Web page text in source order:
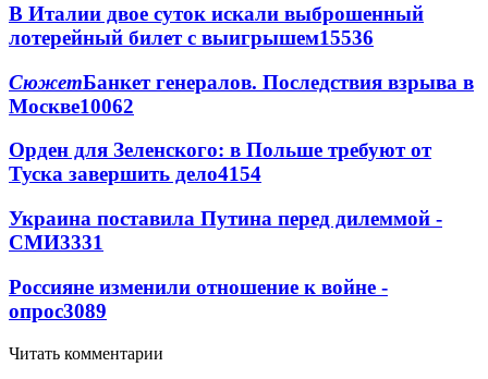
В Италии двое суток искали выброшенный
лотерейный билет с выигрышем15536
СюжетБанкет генералов. Последствия взрыва в
Москве10062
Орден для Зеленского: в Польше требуют от
Туска завершить дело4154
Украина поставила Путина перед дилеммой -
СМИ3331
Россияне изменили отношение к войне -
опрос3089
Читать комментарии